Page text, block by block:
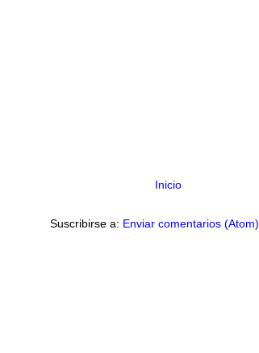
Inicio
Suscribirse a: Enviar comentarios (Atom)